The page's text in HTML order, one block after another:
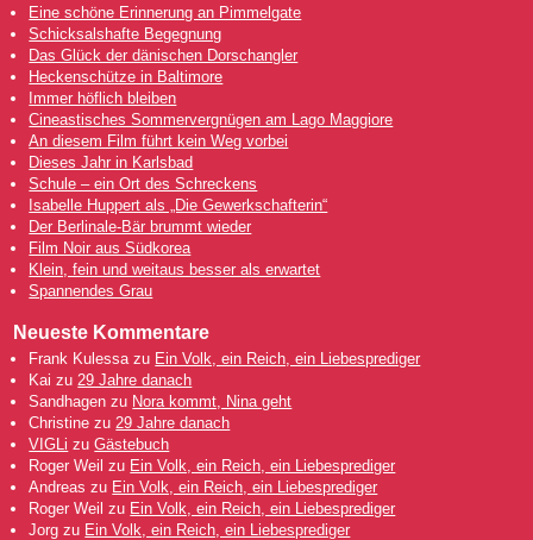
Eine schöne Erinnerung an Pimmelgate
Schicksalshafte Begegnung
Das Glück der dänischen Dorschangler
Heckenschütze in Baltimore
Immer höflich bleiben
Cineastisches Sommervergnügen am Lago Maggiore
An diesem Film führt kein Weg vorbei
Dieses Jahr in Karlsbad
Schule – ein Ort des Schreckens
Isabelle Huppert als „Die Gewerkschafterin“
Der Berlinale-Bär brummt wieder
Film Noir aus Südkorea
Klein, fein und weitaus besser als erwartet
Spannendes Grau
Neueste Kommentare
Frank Kulessa zu Ein Volk, ein Reich, ein Liebesprediger
Kai zu 29 Jahre danach
Sandhagen zu Nora kommt, Nina geht
Christine zu 29 Jahre danach
VIGLi zuGästebuch
Roger Weil zu Ein Volk, ein Reich, ein Liebesprediger
Andreas zu Ein Volk, ein Reich, ein Liebesprediger
Roger Weil zu Ein Volk, ein Reich, ein Liebesprediger
Jorg zu Ein Volk, ein Reich, ein Liebesprediger